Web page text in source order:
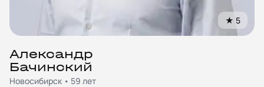
★ 5
Александр
Бачинский
Новосибирск • 59 лет